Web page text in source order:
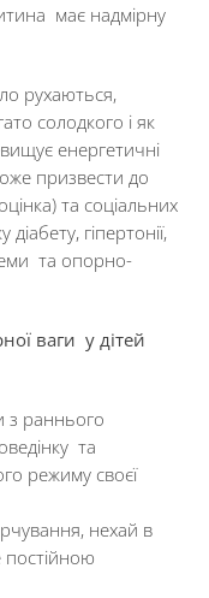
має надмірну
рухаються,
солодкого і як
енергетичні
призвести до
та соціальних
гіпертонії,
та опорно-
ваги у дітей
з раннього
та
режиму своєї
нехай в